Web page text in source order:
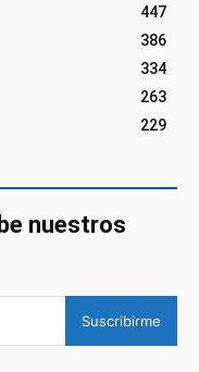
447
386
334
263
229
nuestros
Suscribirme